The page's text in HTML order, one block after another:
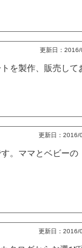
更新日：
を製作、販売して
更新日：2016/
。ママとベビー
更新日：2016/